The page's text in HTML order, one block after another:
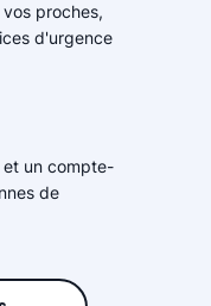
proches,
d'urgence
un compte-
de